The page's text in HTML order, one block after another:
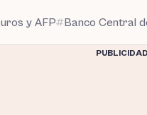
y AFP Banco Central
PUBLICIDAD